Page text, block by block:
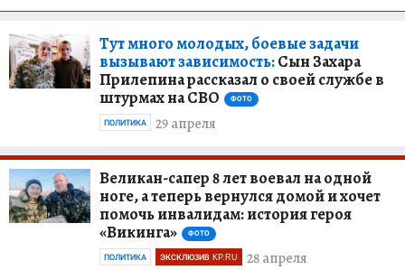
Тут много молодых, боевые задачи
вызывают зависимость:Сын Захара
Прилепина рассказал о своей службе в
штурмах на СВО
ФОТО
29 апреля
ПОЛИТИКА
Великан-сапер 8 лет воевал на одной
ноге, а теперь вернулся домой и хочет
помочь инвалидам: история героя
«Викинга»
ФОТО
28 апреля
ПОЛИТИКА ЭКСКЛЮЗИВ KP.RU